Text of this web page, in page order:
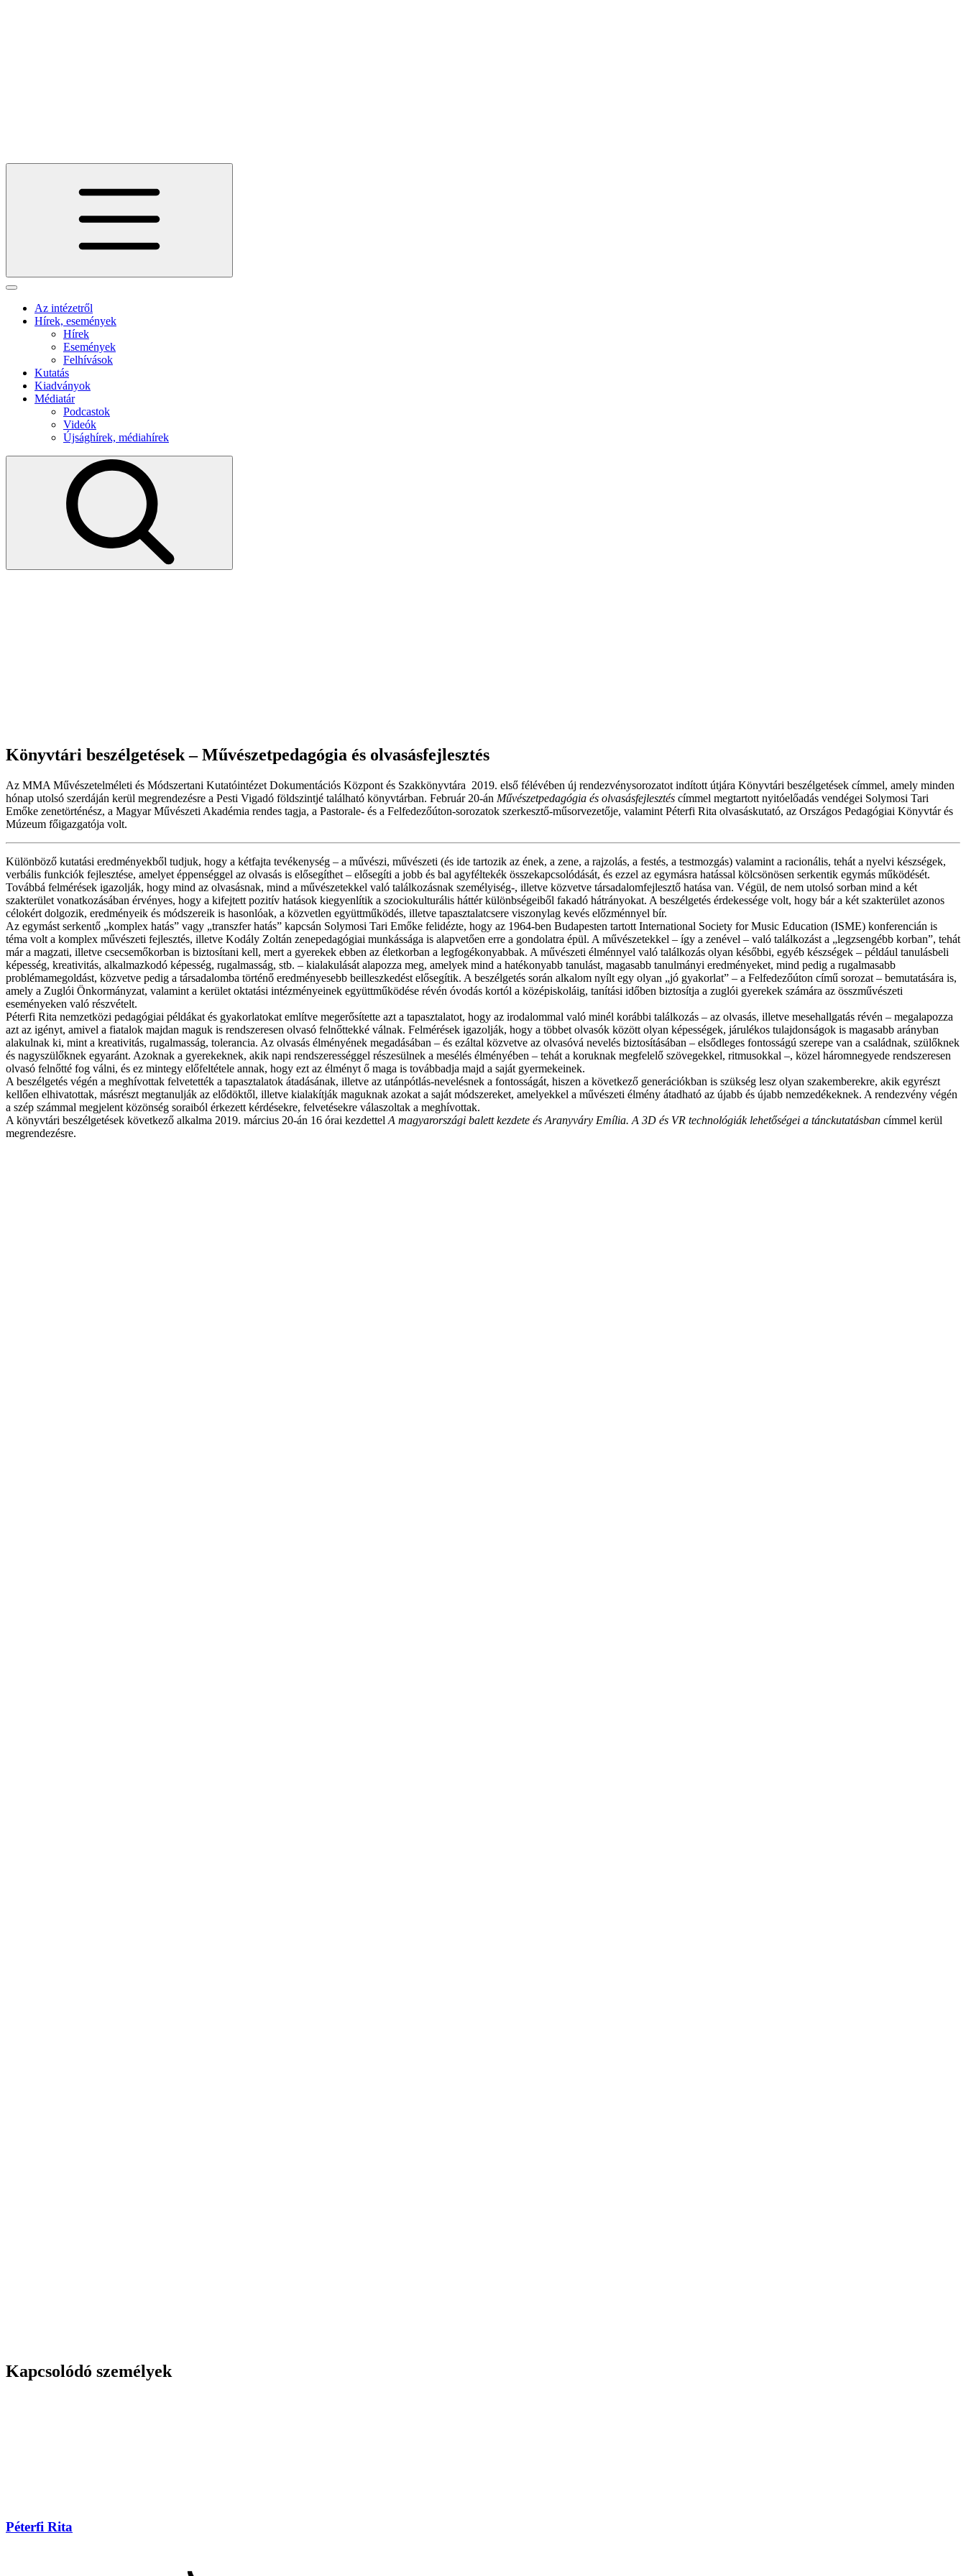
Az intézetről
Hírek, események
Hírek
Események
Felhívások
Kutatás
Kiadványok
Médiatár
Podcastok
Videók
Újsághírek, médiahírek
Könyvtári beszélgetések – Művészetpedagógia és olvasásfejlesztés
Az MMA Művészetelméleti és Módszertani Kutatóintézet Dokumentációs Központ és Szakkönyvtára 2019. első félévében új rendezvénysorozatot indított útjára Könyvtári beszélgetések címmel, amely minden
hónap utolsó szerdáján kerül megrendezésre a Pesti Vigadó földszintjé található könyvtárban. Február 20-án Művészetpedagógia és olvasásfejlesztés címmel megtartott nyitóelőadás vendégei Solymosi Tari
Emőke zenetörténész, a Magyar Művészeti Akadémia rendes tagja, a Pastorale- és a Felfedezőúton-sorozatok szerkesztő-műsorvezetője, valamint Péterfi Rita olvasáskutató, az Országos Pedagógiai Könyvtár és
Múzeum főigazgatója volt.
Különböző kutatási eredményekből tudjuk, hogy a kétfajta tevékenység – a művészi, művészeti (és ide tartozik az ének, a zene, a rajzolás, a festés, a testmozgás) valamint a racionális, tehát a nyelvi készségek,
verbális funkciók fejlesztése, amelyet éppenséggel az olvasás is elősegíthet – elősegíti a jobb és bal agyféltekék összekapcsolódását, és ezzel az egymásra hatással kölcsönösen serkentik egymás működését.
Továbbá felmérések igazolják, hogy mind az olvasásnak, mind a művészetekkel való találkozásnak személyiség-, illetve közvetve társadalomfejlesztő hatása van. Végül, de nem utolsó sorban mind a két
szakterület vonatkozásában érvényes, hogy a kifejtett pozitív hatások kiegyenlítik a szociokulturális háttér különbségeiből fakadó hátrányokat. A beszélgetés érdekessége volt, hogy bár a két szakterület azonos
célokért dolgozik, eredményeik és módszereik is hasonlóak, a közvetlen együttműködés, illetve tapasztalatcsere viszonylag kevés előzménnyel bír.
Az egymást serkentő „komplex hatás” vagy „transzfer hatás” kapcsán Solymosi Tari Emőke felidézte, hogy az 1964-ben Budapesten tartott International Society for Music Education (ISME) konferencián is
téma volt a komplex művészeti fejlesztés, illetve Kodály Zoltán zenepedagógiai munkássága is alapvetően erre a gondolatra épül. A művészetekkel – így a zenével – való találkozást a „legzsengébb korban”, tehát
már a magzati, illetve csecsemőkorban is biztosítani kell, mert a gyerekek ebben az életkorban a legfogékonyabbak. A művészeti élménnyel való találkozás olyan későbbi, egyéb készségek – például tanulásbeli
képesség, kreativitás, alkalmazkodó képesség, rugalmasság, stb. – kialakulását alapozza meg, amelyek mind a hatékonyabb tanulást, magasabb tanulmányi eredményeket, mind pedig a rugalmasabb
problémamegoldást, közvetve pedig a társadalomba történő eredményesebb beilleszkedést elősegítik. A beszélgetés során alkalom nyílt egy olyan „jó gyakorlat” – a Felfedezőúton című sorozat – bemutatására is,
amely a Zuglói Önkormányzat, valamint a kerület oktatási intézményeinek együttműködése révén óvodás kortól a középiskoláig, tanítási időben biztosítja a zuglói gyerekek számára az összművészeti
eseményeken való részvételt.
Péterfi Rita nemzetközi pedagógiai példákat és gyakorlatokat említve megerősítette azt a tapasztalatot, hogy az irodalommal való minél korábbi találkozás – az olvasás, illetve mesehallgatás révén – megalapozza
azt az igényt, amivel a fiatalok majdan maguk is rendszeresen olvasó felnőttekké válnak. Felmérések igazolják, hogy a többet olvasók között olyan képességek, járulékos tulajdonságok is magasabb arányban
alakulnak ki, mint a kreativitás, rugalmasság, tolerancia. Az olvasás élményének megadásában – és ezáltal közvetve az olvasóvá nevelés biztosításában – elsődleges fontosságú szerepe van a családnak, szülőknek
és nagyszülőknek egyaránt. Azoknak a gyerekeknek, akik napi rendszerességgel részesülnek a mesélés élményében – tehát a koruknak megfelelő szövegekkel, ritmusokkal –, közel háromnegyede rendszeresen
olvasó felnőtté fog válni, és ez mintegy előfeltétele annak, hogy ezt az élményt ő maga is továbbadja majd a saját gyermekeinek.
A beszélgetés végén a meghívottak felvetették a tapasztalatok átadásának, illetve az utánpótlás-nevelésnek a fontosságát, hiszen a következő generációkban is szükség lesz olyan szakemberekre, akik egyrészt
kellően elhivatottak, másrészt megtanulják az elődöktől, illetve kialakítják maguknak azokat a saját módszereket, amelyekkel a művészeti élmény átadható az újabb és újabb nemzedékeknek. A rendezvény végén
a szép számmal megjelent közönség soraiból érkezett kérdésekre, felvetésekre válaszoltak a meghívottak.
A könyvtári beszélgetések következő alkalma 2019. március 20-án 16 órai kezdettel A magyarországi balett kezdete és Aranyváry Emília. A 3D és VR technológiák lehetőségei a tánckutatásban címmel kerül
megrendezésre.
Kapcsolódó személyek
Péterfi Rita